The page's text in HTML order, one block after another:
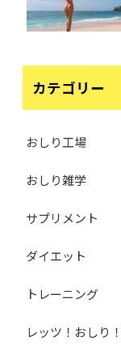
カテゴリー
おしり工場
おしり雑学
サプリメント
ダイエット
トレーニング
レッツ！おしり